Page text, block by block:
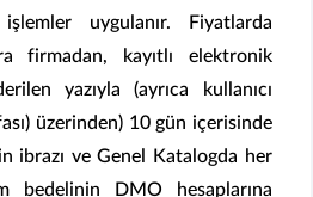
uygulanır. Fiyatlarda
firmadan, kayıtlı elektronik
yazıyla (ayrıca kullanıcı
üzerinden) 10 gün içerisinde
ibrazı ve Genel Katalogda her
bedelinin DMO hesaplarına